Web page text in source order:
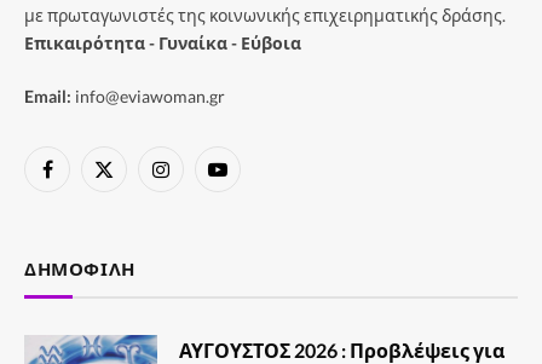
με πρωταγωνιστές της κοινωνικής επιχειρηματικής δράσης.
Επικαιρότητα - Γυναίκα - Εύβοια
Email: info@eviawoman.gr
Facebook
X
InstagramYouTube
ΔΗΜΟΦΙΛΉ
ΑΥΓΟΥΣΤΟΣ 2026 : Προβλέψεις για